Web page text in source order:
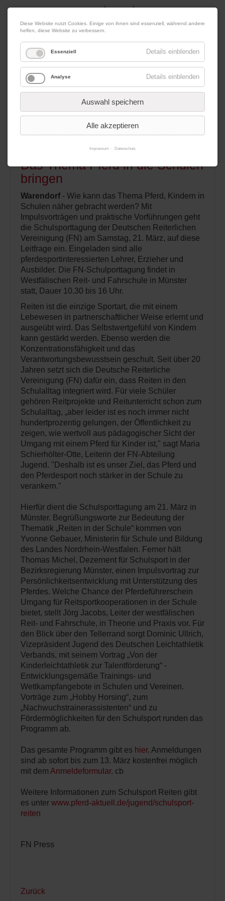
10. August 2026 Impressum|Kontakt|Datenschutz
Werbung
Menü
von Redaktion
Einladung zur bundesweiten FN-
Schulsporttagung am 21. März:
Das Thema Pferd in die Schulen
bringen
Warendorf - Wie kann das Thema Pferd, Kindern in
Schulen näher gebracht werden? Mit
Impulsvorträgen und praktische Vorführungen geht
die Schulsporttagung der Deutschen Reiterlichen
Vereinigung (FN) am Samstag, 21. März, auf diese
Leitfrage ein. Eingeladen sind alle
pferdesportinteressierten Lehrer, Erzieher und
Ausbilder. Die FN-Schulporttagung findet in
Westfälischen Reit- und Fahrschule in Münster
statt, Dauer 10.30 bis 16 Uhr.
Reiten ist die einzige Sportart, die mit einem
Lebewesen in partnerschaftlicher Weise erlernt und
ausgeübt wird. Das Selbstwertgefühl von Kindern
kann gestärkt werden. Ebenso werden die
Konzentrationsfähigkeit und das
Verantwortungsbewusstsein geschult. Seit über 20
Jahren setzt sich die Deutsche Reiterliche
Vereinigung (FN) dafür ein, dass Reiten in den
Schulalltag integriert wird. Für viele Schüler
gehören Reitprojekte und Reitunterricht schon zum
Schulalltag, „aber leider ist es noch immer nicht
hundertprozentig gelungen, der Öffentlichkeit zu
zeigen, wie wertvoll aus pädagogischer Sicht der
Umgang mit einem Pferd für Kinder ist," sagt Maria
Schierhölter-Otte, Leiterin der FN-Abteilung
Jugend. "Deshalb ist es unser Ziel, das Pferd und
den Pferdesport noch stärker in der Schule zu
verankern."
Hierfür dient die Schulsporttagung am 21. März in
Münster. Begrüßungsworte zur Bedeutung der
Thematik „Reiten in der Schule“ kommen von
Yvonne Gebauer, Ministerin für Schule und Bildung
des Landes Nordrhein-Westfalen. Ferner hält
Thomas Michel, Dezernent für Schulsport in der
Bezirksregierung Münster, einen Impulsvortrag zur
Persönlichkeitsentwicklung mit Unterstützung des
Pferdes. Welche Chance der Pferdeführerschein
Umgang für Reitsportkooperationen in der Schule
bietet, stellt Jörg Jacobs, Leiter der westfälischen
Reit- und Fahrschule, in Theorie und Praxis vor. Für
den Blick über den Tellerrand sorgt Dominic Ullrich,
Vizepräsident Jugend des Deutschen Leichtathletik
Verbands, mit seinem Vortrag „Von der
Kinderleichtathletik zur Talentförderung“ -
Entwicklungsgemäße Trainings- und
Wettkampfangebote in Schulen und Vereinen.
Vorträge zum „Hobby Horsing“, zum
„Nachwuchstrainerassistenten“ und zu
Fördermöglichkeiten für den Schulsport runden das
Programm ab.
Das gesamte Programm gibt es hier. Anmeldungen
sind ab sofort bis zum 13. März kostenfrei möglich
mit dem Anmeldeformular. cb
Weitere Informationen zum Schulsport Reiten gibt
es unter www.pferd-aktuell.de/jugend/schulsport-
reiten
FN Press
Zurück
Diese Website nutzt Cookies. Einige von ihnen sind essenziell, während andere
helfen, diese Website zu verbessern.
Essenziell Details einblenden
Analyse Details einblenden
Auswahl speichern
Alle akzeptieren
Impressum Datenschutz